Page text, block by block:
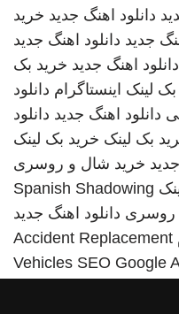
دانلود اهنگ جدید خرید
جدید دانلود اهنگ جدید
دانلود اهنگ جدید خرید بک
لینک اینستاگرام دانلود
دانلود اهنگ جدید دانلود
بک لینک خرید بک لینک
خرید شال و روسری
Spanish Shadowing
روسری دانلود اهنگ جدید
Accident Replacement
Vehicles SEO Google